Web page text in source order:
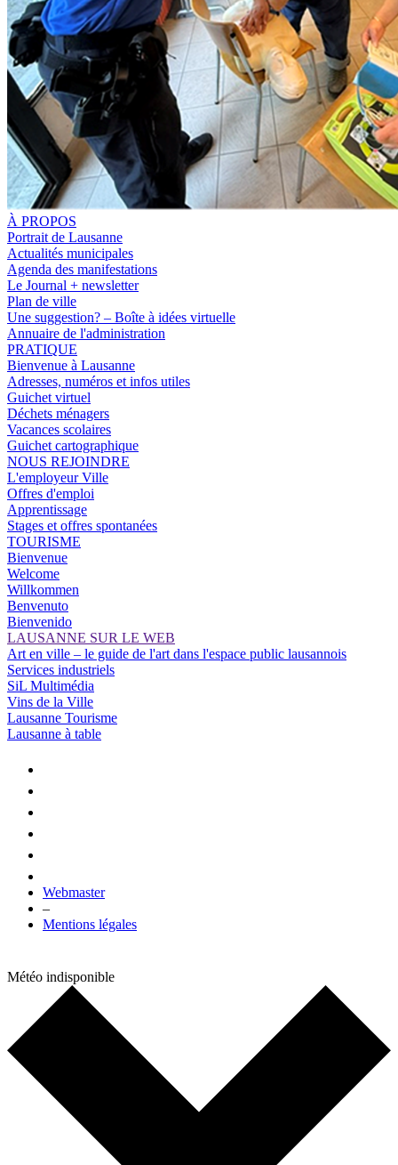
À PROPOS
Portrait de Lausanne
Actualités municipales
Agenda des manifestations
Le Journal + newsletter
Plan de ville
Une suggestion? – Boîte à idées virtuelle
Annuaire de l'administration
PRATIQUE
Bienvenue à Lausanne
Adresses, numéros et infos utiles
Guichet virtuel
Déchets ménagers
Vacances scolaires
Guichet cartographique
NOUS REJOINDRE
L'employeur Ville
Offres d'emploi
Apprentissage
Stages et offres spontanées
TOURISME
Bienvenue
Welcome
Willkommen
Benvenuto
Bienvenido
LAUSANNE SUR LE WEB
Art en ville – le guide de l'art dans l'espace public lausannois
Services industriels
SiL Multimédia
Vins de la Ville
Lausanne Tourisme
Lausanne à table
Webmaster
–
Mentions légales
Météo indisponible